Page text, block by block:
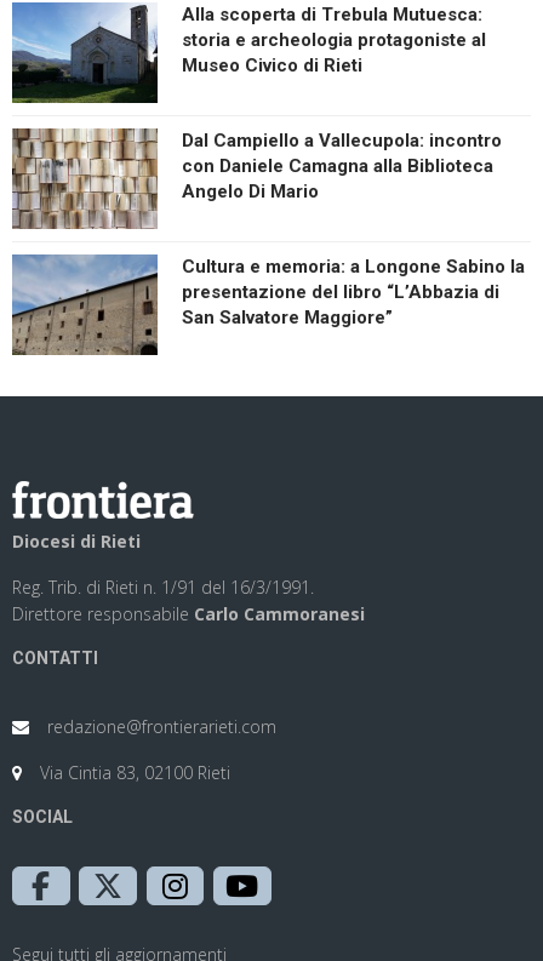
Alla scoperta di Trebula Mutuesca:
storia e archeologia protagoniste al
Museo Civico di Rieti
Dal Campiello a Vallecupola: incontro
con Daniele Camagna alla Biblioteca
Angelo Di Mario
Cultura e memoria: a Longone Sabino la
presentazione del libro “L’Abbazia di
San Salvatore Maggiore”
Diocesi di Rieti
Reg. Trib. di Rieti n. 1/91 del 16/3/1991.
Direttore responsabile Carlo Cammoranesi
CONTATTI
redazione@frontierarieti.com
Via Cintia 83, 02100 Rieti
SOCIAL
Segui tutti gli aggiornamenti